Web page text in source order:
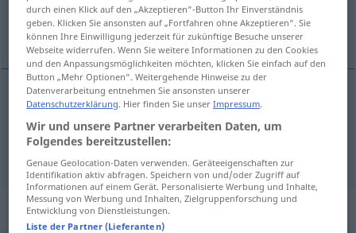
estação ferroviária, estação
estaçãof(decaminho Bahnhof
estaçãofferroviária
Synonyme für "Bahnhof"
durch einen Klick auf den „Akzeptieren“-Button Ihr Einverständnis
geben. Klicken Sie ansonsten auf „Fortfahren ohne Akzeptieren“. Sie
können Ihre Einwilligung jederzeit für zukünftige Besuche unserer
Webseite widerrufen. Wenn Sie weitere Informationen zu den Cookies
und den Anpassungsmöglichkeiten möchten, klicken Sie einfach auf den
Button „Mehr Optionen“. Weitergehende Hinweise zu der
Datenverarbeitung entnehmen Sie ansonsten unserer
Datenschutzerklärung. Hier finden Sie unserImpressum.
Wir und unsere Partner verarbeiten Daten, um
Folgendes bereitzustellen:
Genaue Geolocation-Daten verwenden. Geräteeigenschaften zur
Identifikation aktiv abfragen. Speichern von und/oder Zugriff auf
Informationen auf einem Gerät. Personalisierte Werbung und Inhalte,
Messung von Werbung und Inhalten, Zielgruppenforschung und
Entwicklung von Dienstleistungen.
Liste der Partner (Lieferanten)